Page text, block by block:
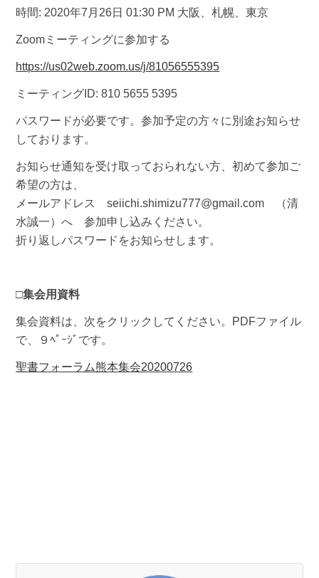
時間: 2020年7月26日 01:30 PM 大阪、札幌、東京
Zoomミーティングに参加する
https://us02web.zoom.us/j/81056555395
ミーティングID: 810 5655 5395
パスワードが必要です。参加予定の方々に別途お知らせ
しております。
お知らせ通知を受け取っておられない方、初めて参加ご
希望の方は、
メールアドレス seiichi.shimizu777@gmail.com （清
水誠一）へ 参加申し込みください。
折り返しパスワードをお知らせします。
□集会用資料
集会資料は、次をクリックしてください。PDFファイル
で、９ﾍﾟｰｼﾞです。
聖書フォーラム熊本集会20200726